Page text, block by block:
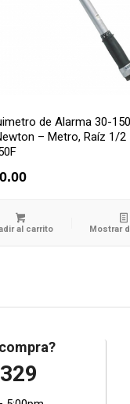
de Alarma 30-
– Metro, Raíz 1/2
al carrito Mostrar